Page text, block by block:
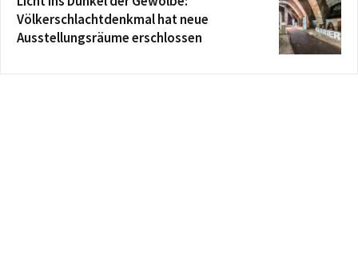
Völkerschlachtdenkmal hat neue
Ausstellungsräume erschlossen